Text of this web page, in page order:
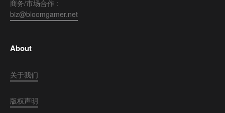
商务/市场合作 :
biz@bloomgamer.net
About
关于我们
版权声明